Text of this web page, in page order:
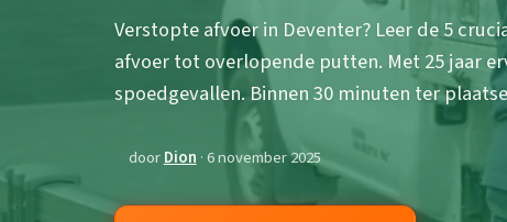
Verstopte afvoer in Deventer? Leer de 5
afvoer tot overlopende putten. Met 25 jaar
spoedgevallen. Binnen 30 minuten ter
doorDion · 6 november 2025